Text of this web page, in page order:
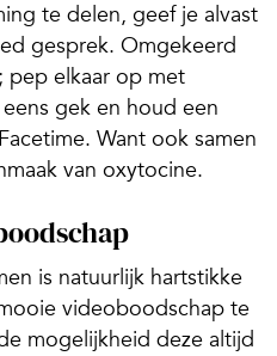
te delen, geef je alvast
gesprek. Omgekeerd
pep elkaar op met
gek en houd een
Want ook samen
van oxytocine.
is natuurlijk hartstikke
videoboodschap te
mogelijkheid deze altijd